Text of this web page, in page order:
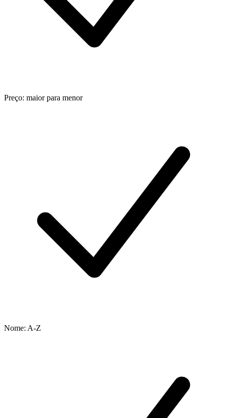
Preço: maior para menor
Nome: A-Z